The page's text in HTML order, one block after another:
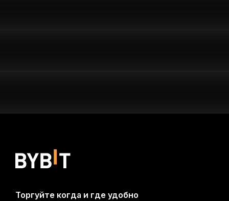
Торгуйте когда и где удобно